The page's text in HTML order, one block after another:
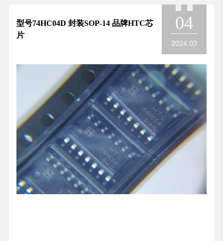
型号74HC04D 封装SOP-14 品牌HTC芯
片
04
2024.03